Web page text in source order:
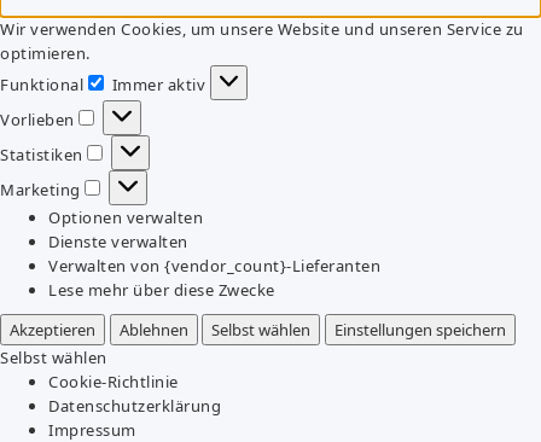
Wir verwenden Cookies, um unsere Website und unseren Service zu
optimieren.
Funktional
Funktional
Immer aktiv
Vorlieben
Vorlieben
Statistiken
Statistiken
Marketing
Marketing
Optionen verwalten
Dienste verwalten
Verwalten von {vendor_count}-Lieferanten
Lese mehr über diese Zwecke
Akzeptieren
Ablehnen Selbst wählen
Einstellungen speichern
Selbst wählen
Cookie-Richtlinie
Datenschutzerklärung
Impressum